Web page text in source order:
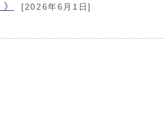
[2026年6月1日]